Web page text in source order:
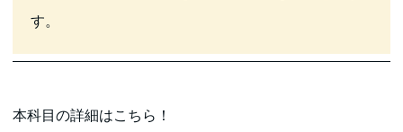
す。
本科目の詳細はこちら！